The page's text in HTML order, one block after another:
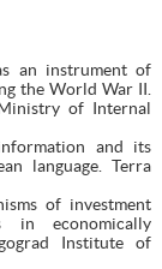
an instrument of
the World War II.
of Internal
and its
language. Terra
of investment
in economically
Institute of